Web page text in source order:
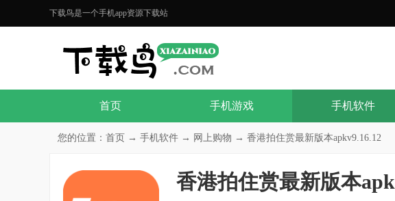
下载鸟是一个手机app资源下载站
首页 手机游戏 手机软件
您的位置： 首页 → 手机软件 → 网上购物 → 香港拍住赏最新版本apkv9.16.12
香港拍住赏最新版本apk